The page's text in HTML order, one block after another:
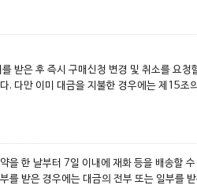
받은 후 즉시 구매신청 변경 및 취소를 요청
. 다만 이미 대금을 지불한 경우에는 제15조
을 한 날부터 7일 이내에 재화 등을 배송할
를 받은 경우에는 대금의 전부 또는 일부를